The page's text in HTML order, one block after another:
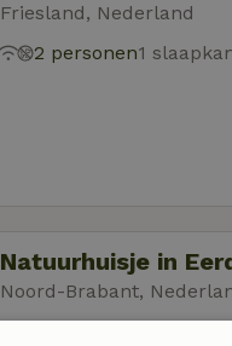
Friesland, Nederland
2 personen1
Natuurhuisje in
Noord-Brabant,